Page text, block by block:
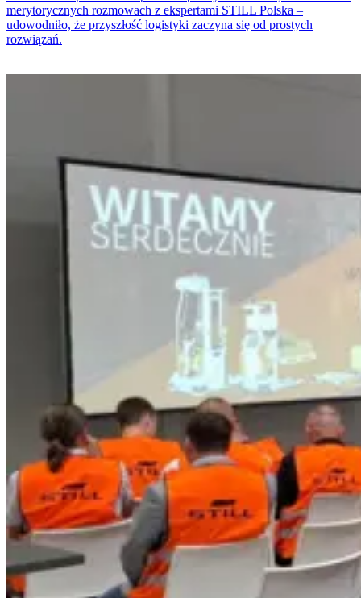
merytorycznych rozmowach z ekspertami STILL Polska –
udowodniło, że przyszłość logistyki zaczyna się od prostych
rozwiązań.